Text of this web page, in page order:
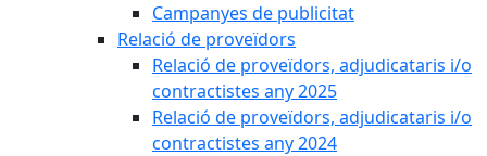
Campanyes de publicitat
Relació de proveïdors
Relació de proveïdors, adjudicataris i/o
contractistes any 2025
Relació de proveïdors, adjudicataris i/o
contractistes any 2024